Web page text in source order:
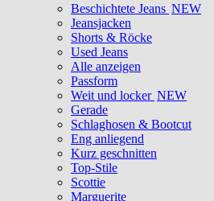
Beschichtete Jeans NEW
Jeansjacken
Shorts & Röcke
Used Jeans
Alle anzeigen
Passform
Weit und locker NEW
Gerade
Schlaghosen & Bootcut
Eng anliegend
Kurz geschnitten
Top-Stile
Scottie
Marguerite